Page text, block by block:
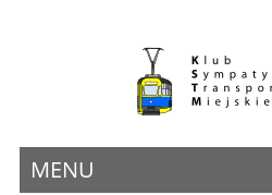
MENU